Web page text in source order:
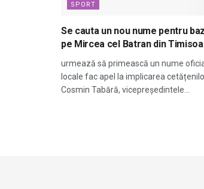
SPORT
Se cauta un nou nume pentru
pe Mircea cel Batran din
urmează să primească un nume
locale fac apel la implicarea
Cosmin Tabără, vicepreședintele...